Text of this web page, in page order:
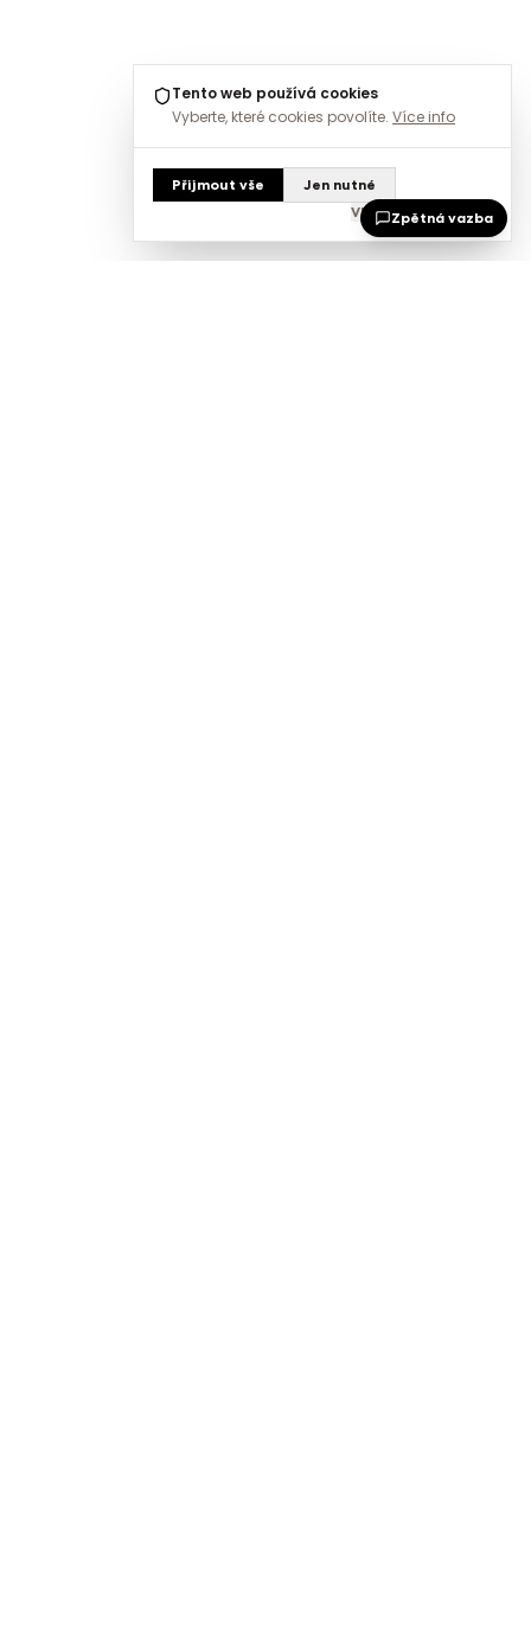
Tento web používá cookies
Vyberte, které cookies povolíte. Více info
Přijmout vše
Jen nutné
Vlastní nastavení
Zpětná vazba